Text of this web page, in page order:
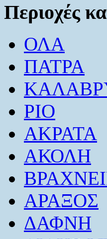
Περιοχές
ΟΛΑ
ΠΑΤΡΑ
ΡΙΟ
ΑΚΡΑΤΑ
ΑΚΟΛΗ
ΑΡΑΞΟΣ
ΔΑΦΝΗ